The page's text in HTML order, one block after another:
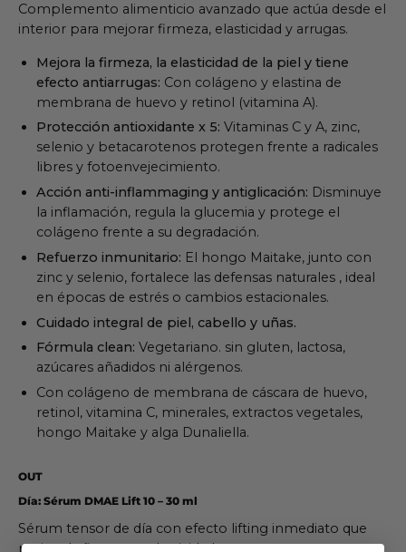
Complemento alimenticio avanzado que actúa desde el
interior para mejorar firmeza, elasticidad y arrugas.
Mejora la firmeza, la elasticidad de la piel y tiene
efecto antiarrugas: Con colágeno y elastina de
membrana de huevo y retinol (vitamina A).
Protección antioxidante x 5: Vitaminas C y A, zinc,
selenio y betacarotenos protegen frente a radicales
libres y fotoenvejecimiento.
Acción anti-inflammaging y antiglicación: Disminuye
la inflamación, regula la glucemia y protege el
colágeno frente a su degradación.
Refuerzo inmunitario: El hongo Maitake, junto con
zinc y selenio, fortalece las defensas naturales , ideal
en épocas de estrés o cambios estacionales.
Cuidado integral de piel, cabello y uñas.
Fórmula clean: Vegetariano. sin gluten, lactosa,
azúcares añadidos ni alérgenos.
Con colágeno de membrana de cáscara de huevo,
retinol, vitamina C, minerales, extractos vegetales,
hongo Maitake y alga Dunaliella.
OUT
Día: Sérum DMAE Lift 10 – 30 ml
Sérum tensor de día con efecto lifting inmediato que
mejora la firmeza y elasticidad.